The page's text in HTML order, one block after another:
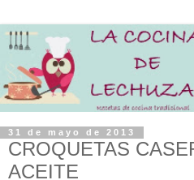
31 de mayo de 2013
CROQUETAS
ACEITE